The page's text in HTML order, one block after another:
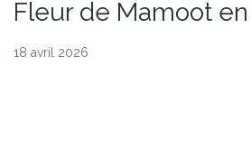
Fleur de Mamoot en
18 avril 2026